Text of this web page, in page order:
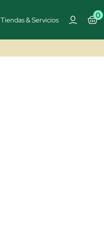
Tiendas & Servicios
0